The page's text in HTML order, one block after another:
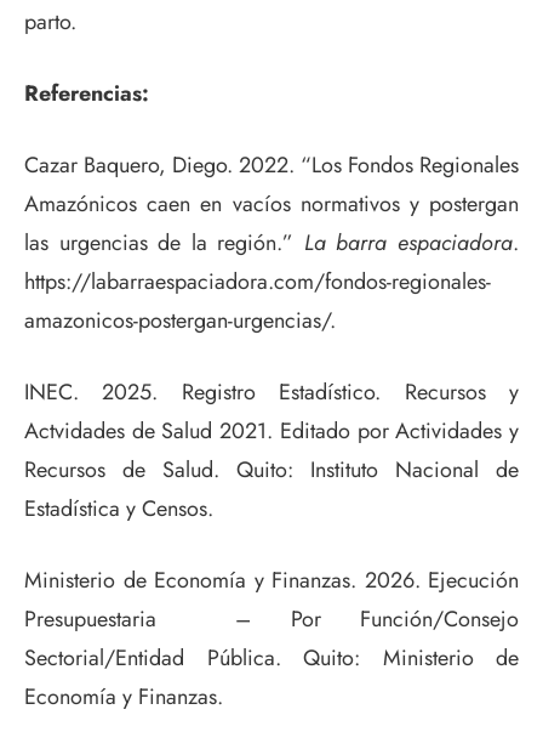
parto.
Referencias:
Cazar Baquero, Diego. 2022. “Los Fondos Regionales
Amazónicos caen en vacíos normativos y postergan
las urgencias de la región.” La barra espaciadora.
https://labarraespaciadora.com/fondos-regionales-
amazonicos-postergan-urgencias/.
INEC. 2025. Registro Estadístico. Recursos y
Actvidades de Salud 2021. Editado por Actividades y
Recursos de Salud. Quito: Instituto Nacional de
Estadística y Censos.
Ministerio de Economía y Finanzas. 2026. Ejecución
Presupuestaria – Por Función/Consejo
Sectorial/Entidad Pública. Quito: Ministerio de
Economía y Finanzas.